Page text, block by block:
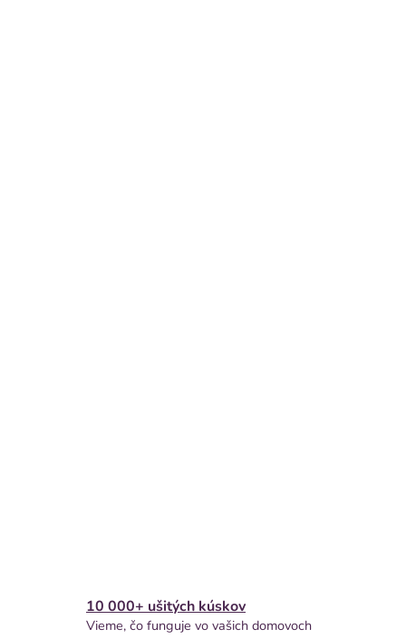
10 000+ ušitých kúskov
Vieme, čo funguje vo vašich domovoch